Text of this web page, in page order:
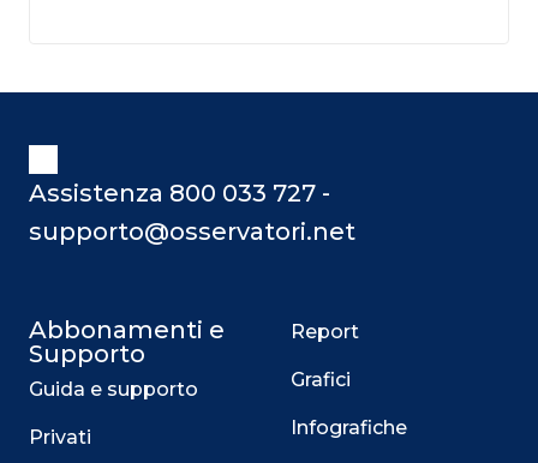
Assistenza 800 033 727 -
supporto@osservatori.net
Abbonamenti e
Supporto
Guida e supporto
Privati
Report
Grafici
Infografiche